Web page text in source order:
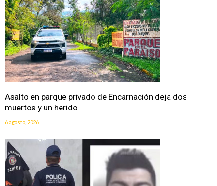
Asalto en parque privado de Encarnación deja dos
muertos y un herido
6 agosto, 2026